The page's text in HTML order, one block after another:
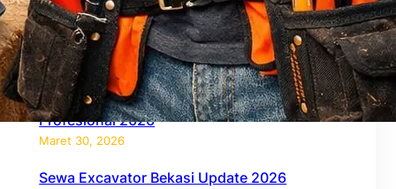
Recent Posts
Jasa Tukang Bangun Rumah Majalengka
Profesional 2026
Maret 30, 2026
Sewa Excavator Bekasi Update 2026